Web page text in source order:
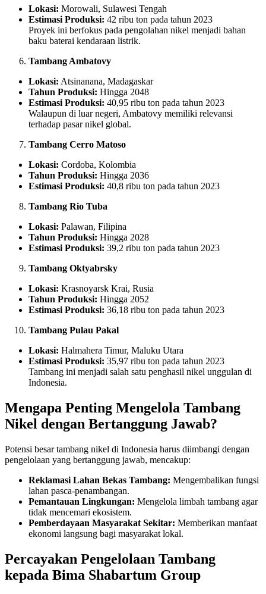
Lokasi: Morowali, Sulawesi Tengah
Estimasi Produksi: 42 ribu ton pada tahun 2023
Proyek ini berfokus pada pengolahan nikel menjadi bahan
baku baterai kendaraan listrik.
Tambang Ambatovy
Lokasi: Atsinanana, Madagaskar
Tahun Produksi: Hingga 2048
Estimasi Produksi: 40,95 ribu ton pada tahun 2023
Walaupun di luar negeri, Ambatovy memiliki relevansi
terhadap pasar nikel global.
Tambang Cerro Matoso
Lokasi: Cordoba, Kolombia
Tahun Produksi: Hingga 2036
Estimasi Produksi: 40,8 ribu ton pada tahun 2023
Tambang Rio Tuba
Lokasi: Palawan, Filipina
Tahun Produksi: Hingga 2028
Estimasi Produksi: 39,2 ribu ton pada tahun 2023
Tambang Oktyabrsky
Lokasi: Krasnoyarsk Krai, Rusia
Tahun Produksi: Hingga 2052
Estimasi Produksi: 36,18 ribu ton pada tahun 2023
Tambang Pulau Pakal
Lokasi: Halmahera Timur, Maluku Utara
Estimasi Produksi: 35,97 ribu ton pada tahun 2023
Tambang ini menjadi salah satu penghasil nikel unggulan di
Indonesia.
Mengapa Penting Mengelola Tambang
Nikel dengan Bertanggung Jawab?
Potensi besar tambang nikel di Indonesia harus diimbangi dengan
pengelolaan yang bertanggung jawab, mencakup:
Reklamasi Lahan Bekas Tambang: Mengembalikan fungsi
lahan pasca-penambangan.
Pemantauan Lingkungan: Mengelola limbah tambang agar
tidak mencemari ekosistem.
Pemberdayaan Masyarakat Sekitar: Memberikan manfaat
ekonomi langsung bagi masyarakat lokal.
Percayakan Pengelolaan Tambang
kepada Bima Shabartum Group